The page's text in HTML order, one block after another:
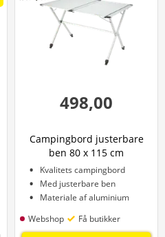
498,00
Campingbord justerbare
ben 80 x 115 cm
Kvalitets campingbord
Med justerbare ben
Materiale af aluminium
Webshop
Få butikker